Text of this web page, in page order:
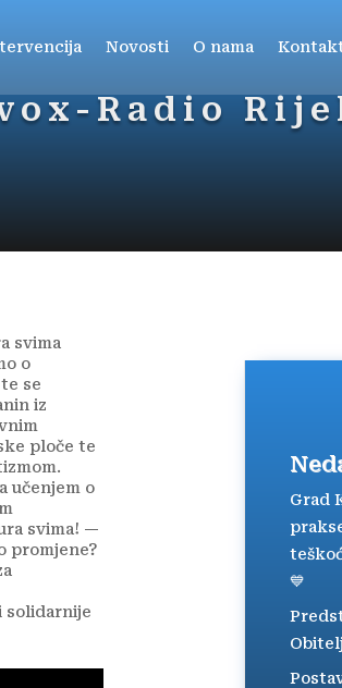
Novosti O nama
Radio
svima
o
se
iz
ploče te
učenjem o
svima! —
promjene?
solidarnije
Grad
💙